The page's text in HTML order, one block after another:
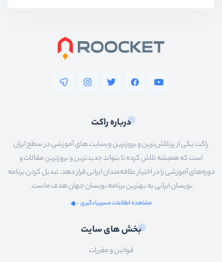
درباره راکت
راکت یکی از پرتلاش‌ترین و بروزترین وبسایت های آموزشی در سطح ایران
است که همیشه تلاش کرده تا بتواند جدیدترین و بروزترین مقالات و
دوره‌های آموزشی را در اختیار علاقه‌مندان ایرانی قرار دهد. تبدیل کردن برنامه
نویسان ایرانی به بهترین برنامه نویسان جهان هدف ماست.
مشاهده اطلاعات مسیریادگیری
بخش های سایت
قوانین و مقررات